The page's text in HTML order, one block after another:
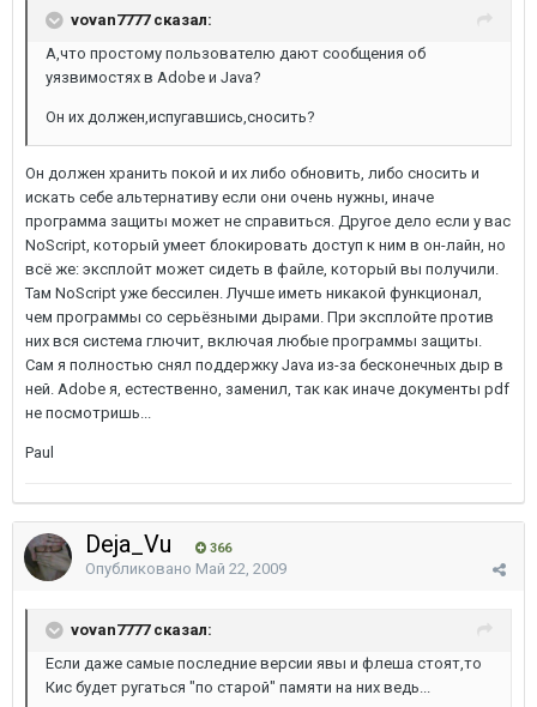
vovan7777 сказал:
А,что простому пользователю дают сообщения об
уязвимостях в Adobe и Java?
Он их должен,испугавшись,сносить?
Он должен хранить покой и их либо обновить, либо сносить и
искать себе альтернативу если они очень нужны, иначе
программа защиты может не справиться. Другое дело если у вас
NoScript, который умеет блокировать доступ к ним в он-лайн, но
всё же: эксплойт может сидеть в файле, который вы получили.
Там NoScript уже бессилен. Лучше иметь никакой функционал,
чем программы со серьёзными дырами. При эксплойте против
них вся система глючит, включая любые программы защиты.
Сам я полностью снял поддержку Java из-за бесконечных дыр в
ней. Adobe я, естественно, заменил, так как иначе документы pdf
не посмотришь...
Paul
Deja_Vu 366
Опубликовано Май 22, 2009
vovan7777 сказал:
Если даже самые последние версии явы и флеша стоят,то
Кис будет ругаться "по старой" памяти на них ведь...